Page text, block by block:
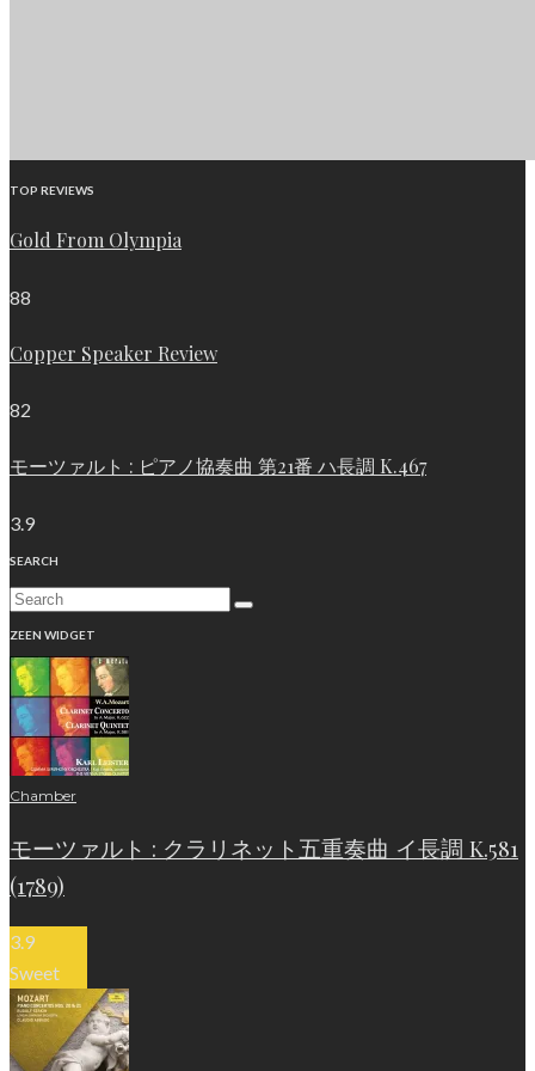
TOP REVIEWS
Gold From Olympia
88
Copper Speaker Review
82
モーツァルト : ピアノ協奏曲 第21番 ハ長調 K.467
3.9
SEARCH
ZEEN WIDGET
Chamber
モーツァルト : クラリネット五重奏曲 イ長調 K.581
(1789)
3.9
Sweet